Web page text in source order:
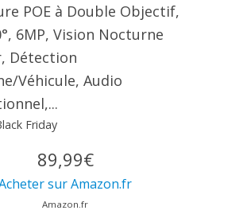
POE à Double Objectif,
6MP, Vision Nocturne
Détection
Véhicule, Audio
Friday
89,99€
sur Amazon.fr
Amazon.fr